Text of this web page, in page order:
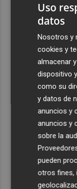
Últimas
El Levante
amistoso:
El convenio
impulsa la
autónomos
Gandia
gaudir de
Murcia chequea
municipio para
Uso
datos
Nosotros y
cookies y
almacenar
dispositivo
como su
y datos de
anuncios y
anuncios y
sobre la
pueden
otros fines,